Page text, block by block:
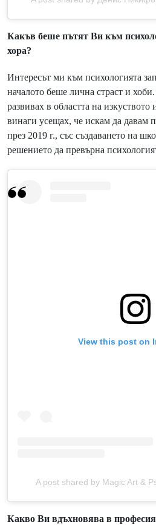
Какъв беше пътят Ви към
хора?
Интересът ми към психологията
началото беше лична страст и
развивах в областта на
винаги усещах, че искам да давам
през 2019 г., със създаването на
решението да превърна
View this post on
A post shared by Magic Art &
Какво Ви вдъхновява в